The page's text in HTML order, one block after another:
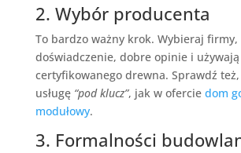
2. Wybór producenta
To bardzo ważny krok. Wybieraj
doświadczenie, dobre opinie i używają
certyfikowanego drewna. Sprawdź
usługę “pod klucz”, jak w ofercie dom
modułowy.
3. Formalności